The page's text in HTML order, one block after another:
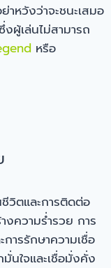
าหวังว่าจะชนะเสมอ
งผู้เล่นไม่สามารถ
หรือ
ตและการติดต่อ
ความร่ำรวย การ
ารรักษาความเชื่อ
นใจและเชื่อมั่งคั่ง